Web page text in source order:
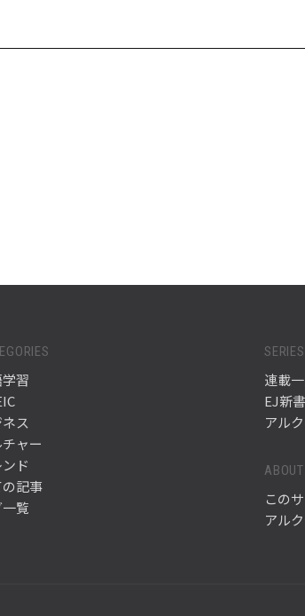
習
ス
ャー
ンド
記事
覧
連載
EJ新書
アル
ABOUT
この
アル